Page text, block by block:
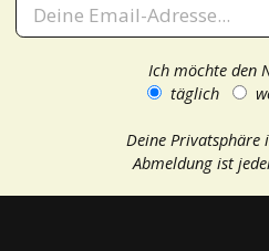
Ich möchte den
täglich
Deine Privatsphäre
Abmeldung ist